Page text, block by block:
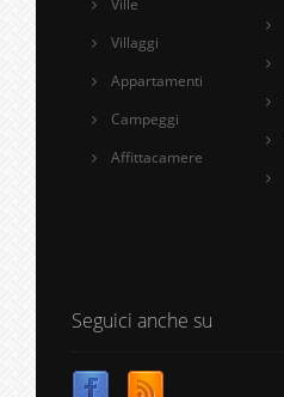
Ville
Villaggi
Appartamenti
Campeggi
Affittacamere
Seguici anche su